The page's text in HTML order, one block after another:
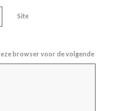
Site
browser voor de volgende